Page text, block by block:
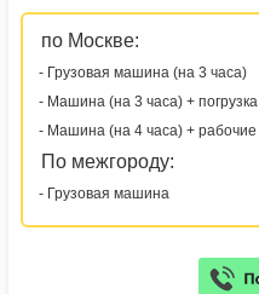
по Москве:
- Грузовая машина (на 3 часа)
- Машина (на 3 часа) + погрузка
- Машина (на 4 часа) + рабочие
По межгороду:
- Грузовая машина